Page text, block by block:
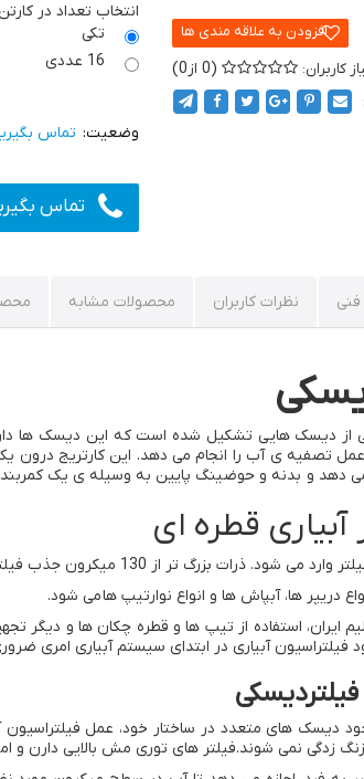
0
0
انتخاب تعداد در
تکی
تماس
تماس
نظرات کاربران محصولات مشابه
از دیسک هایی تشکیل شده است که این دیسک ها
تصفیه ی آب را انجام می دهد. این کارتریج درون
دهد و بدنه و حوضینگ پایین به وسیله ی یک
آبیاری قطره ای
میکرون جذب فیلتر شده و د ر نهایت آب تمیز از فیلتر خارج می شود.
دریپر ها، آبپاش ها و انواع نوارتیپ ها می شود.
ایران، استفاده از تیپ ها و قطره چکان ها و دیگر
فیلتراسیون آبیاری در ابتدای سیستم آبیاری امری
فیلتردیسکی
دیسک های متعدد در ساختار خود، عمل
زدگی نمی شوند.فیلتر های توری مش بالایی دارن و